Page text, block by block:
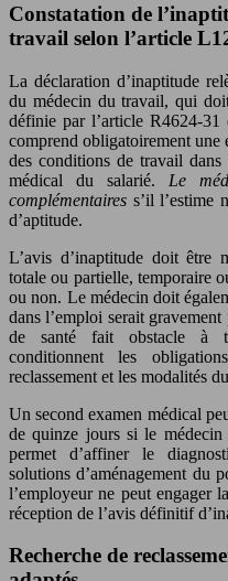
Constatation de
travail selon l’article
La déclaration d’inaptitude
du médecin du travail, qui
définie par l’article R4624-
comprend obligatoirement une
des conditions de travail dans
médical du salarié. Le
complémentaires s’il l’estime
d’aptitude.
L’avis d’inaptitude doit être
totale ou partielle, temporaire
ou non. Le médecin doit
dans l’emploi serait
de santé fait obstacle à
conditionnent les
reclassement et les modalités
Un second examen médical
de quinze jours si le médecin
permet d’affiner le
solutions d’aménagement du
l’employeur ne peut engager
réception de l’avis définitif
Recherche de